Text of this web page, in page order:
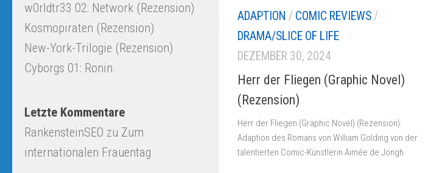
ADAPTION / COMIC REVIEWS /
DRAMA/SLICE OF LIFE
DEZEMBER 30, 2024
Herr der Fliegen (Graphic Novel)
(Rezension)
Herr der Fliegen (Graphic Novel) (Rezension):
Adaption des Romans von William Golding von der
talentierten Comic-Künstlerin Aimée de Jongh
w0rldtr33 02: Network (Rezension)
Kosmopiraten (Rezension)
New-York-Trilogie (Rezension)
Cyborgs 01: Ronin
Letzte Kommentare
RankensteinSEO zu Zum
internationalen Frauentag